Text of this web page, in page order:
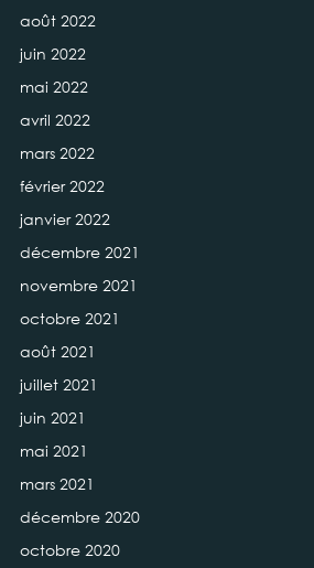
août 2022
juin 2022
mai 2022
avril 2022
mars 2022
février 2022
janvier 2022
décembre 2021
novembre 2021
octobre 2021
août 2021
juillet 2021
juin 2021
mai 2021
mars 2021
décembre 2020
octobre 2020